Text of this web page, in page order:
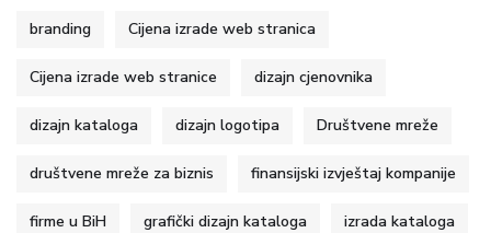
branding Cijena izrade web stranica
Cijena izrade web stranice dizajn cjenovnika
dizajn kataloga dizajn logotipa Društvene mreže
društvene mreže za biznis finansijski izvještaj kompanije
firme u BiH grafički dizajn kataloga izrada kataloga